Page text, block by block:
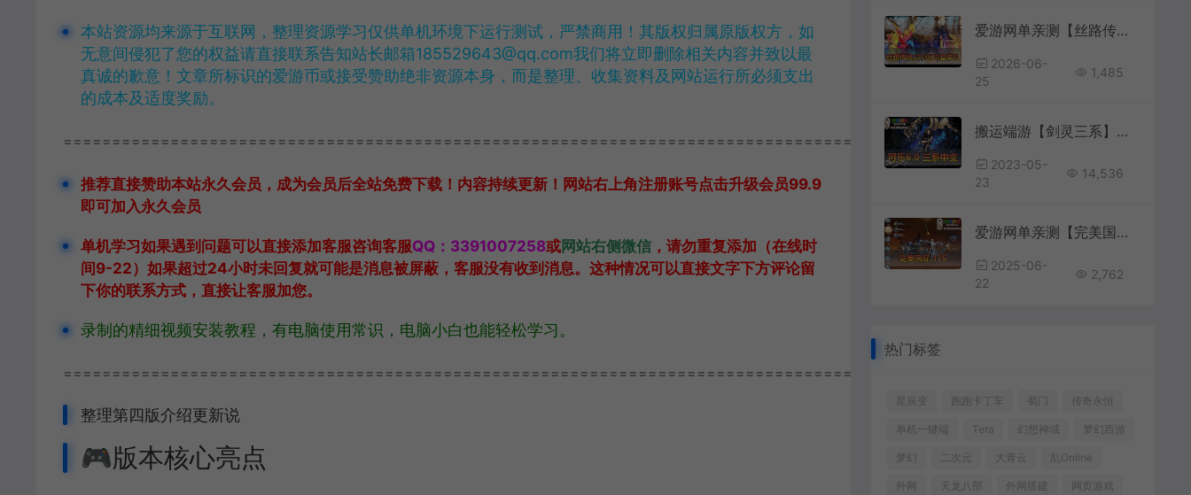
本站资源均来源于互联网，整理资源学习仅供单机环境下运行测试，严禁商用！其版权归属原版权方，如
无意间侵犯了您的权益请直接联系告知站长邮箱185529643@qq.com我们将立即删除相关内容并致以最
真诚的歉意！文章所标识的爱游币或接受赞助绝非资源本身，而是整理、收集资料及网站运行所必须支出
的成本及适度奖励。
===========================================================================================
推荐直接赞助本站永久会员，成为会员后全站免费下载！内容持续更新！网站右上角注册账号点击升级会员99.9
即可加入永久会员
单机学习如果遇到问题可以直接添加客服咨询客服QQ：3391007258或网站右侧微信 ，请勿重复添加（在线时
间9-22） 如果超过24小时未回复就可能是消息被屏蔽，客服没有收到消息。这种情况可以直接文字下方评论留
下你的联系方式，直接让客服加您。
录制的精细视频安装教程，有电脑使用常识，电脑小白也能轻松学习。
===========================================================================================
整理第四版介绍更新说
🎮版本核心亮点
爱游网单亲测【丝路传说单机版】最新整理255级20套强化+250混合跑商觉醒技能130等级 整理多功能GM 辅助 视频安装教学 虚拟机一键端
2026-06-
25
1,485
搬运端游【剑灵三系】可乐更新6.1中变单机版虚拟机一键端GM工具亲测视频安装教程
2023-05-
23
14,536
爱游网单亲测【完美国际175】妖猴修复版 带DUBUG命令 EL工具 视频安装教学虚拟机一键端
2025-06-
22
2,762
热门标签
星辰变 跑跑卡丁车 蜀门 传奇永恒
单机一键端 Tera 幻想神域 梦幻西游
梦幻 二次元 大青云 乱Online
外网 天龙八部 外网搭建 网页游戏